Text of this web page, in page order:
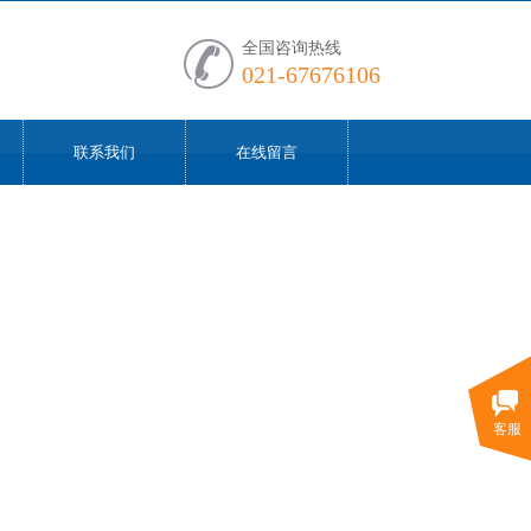
全国咨询热线
021-67676106
联系我们 在线留言
客服